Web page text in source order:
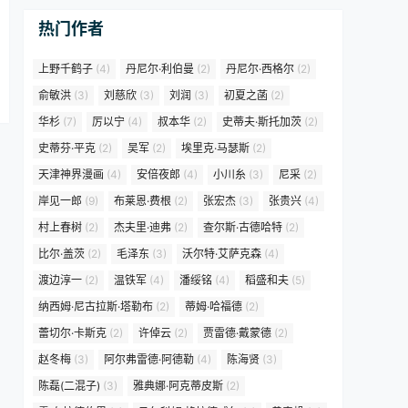
热门作者
上野千鹤子 (4) 丹尼尔·利伯曼 (2) 丹尼尔·西格尔 (2)
俞敏洪 (3) 刘慈欣 (3) 刘润 (3) 初夏之菡 (2)
华杉 (7) 厉以宁 (4) 叔本华 (2) 史蒂夫·斯托加茨 (2)
史蒂芬·平克 (2) 吴军 (2) 埃里克·马瑟斯 (2)
天津神界漫画 (4) 安倍夜郎 (4) 小川糸 (3) 尼采 (2)
岸见一郎 (9) 布莱恩·费根 (2) 张宏杰 (3) 张贵兴 (4)
村上春树 (2) 杰夫里·迪弗 (2) 查尔斯·古德哈特 (2)
比尔·盖茨 (2) 毛泽东 (3) 沃尔特·艾萨克森 (4)
渡边淳一 (2) 温铁军 (4) 潘绥铭 (4) 稻盛和夫 (5)
纳西姆·尼古拉斯·塔勒布 (2) 蒂姆·哈福德 (2)
蕾切尔·卡斯克 (2) 许倬云 (2) 贾雷德·戴蒙德 (2)
赵冬梅 (3) 阿尔弗雷德·阿德勒 (4) 陈海贤 (3)
陈磊(二混子) (3) 雅典娜·阿克蒂皮斯 (2)